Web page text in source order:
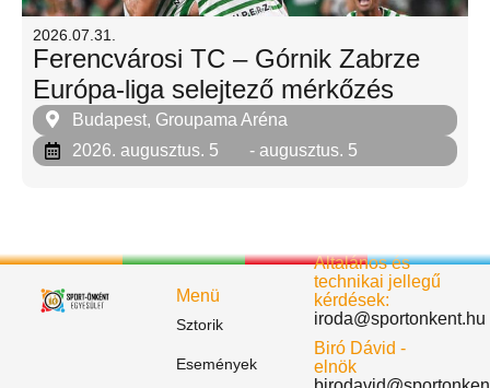
2026.07.31.
Ferencvárosi TC – Górnik Zabrze
Európa-liga selejtező mérkőzés
Budapest, Groupama Aréna
2026. augusztus. 5
- augusztus. 5
Menü
Sztorik
Események
Általános és
technikai jellegű
kérdések:
iroda@sportonkent.hu
Biró Dávid -
elnök